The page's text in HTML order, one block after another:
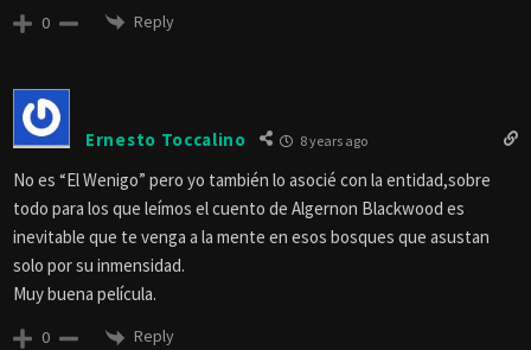
0 Reply
Ernesto Toccalino 8 years ago
No es “El Wenigo” pero yo también lo asocié con la entidad,sobre
todo para los que leímos el cuento de Algernon Blackwood es
inevitable que te venga a la mente en esos bosques que asustan
solo por su inmensidad.
Muy buena película.
0 Reply